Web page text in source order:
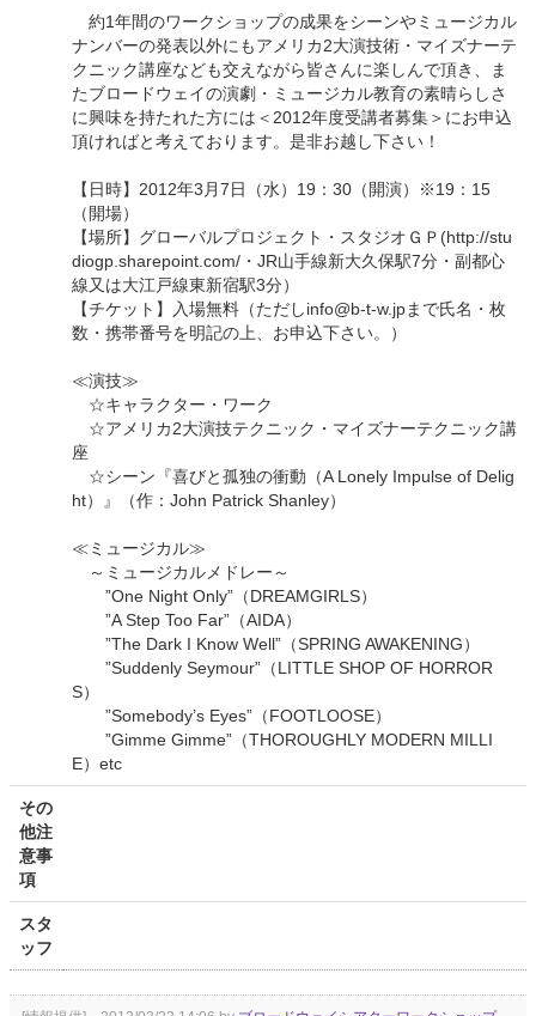
約1年間のワークショップの成果をシーンやミュージカル
ナンバーの発表以外にもアメリカ2大演技術・マイズナーテ
クニック講座なども交えながら皆さんに楽しんで頂き、ま
たブロードウェイの演劇・ミュージカル教育の素晴らしさ
に興味を持たれた方には＜2012年度受講者募集＞にお申込
頂ければと考えております。是非お越し下さい！
【日時】2012年3月7日（水）19：30（開演）※19：15
（開場）
【場所】グローバルプロジェクト・スタジオＧＰ(http://stu
diogp.sharepoint.com/・JR山手線新大久保駅7分・副都心
線又は大江戸線東新宿駅3分）
【チケット】入場無料（ただしinfo@b-t-w.jpまで氏名・枚
数・携帯番号を明記の上、お申込下さい。）
≪演技≫
☆キャラクター・ワーク
☆アメリカ2大演技テクニック・マイズナーテクニック講
座
☆シーン『喜びと孤独の衝動（A Lonely Impulse of Delig
ht）』（作：John Patrick Shanley）
≪ミュージカル≫
～ミュージカルメドレー～
”One Night Only”（DREAMGIRLS）
”A Step Too Far”（AIDA）
”The Dark I Know Well”（SPRING AWAKENING）
”Suddenly Seymour”（LITTLE SHOP OF HORROR
S）
”Somebody’s Eyes”（FOOTLOOSE）
”Gimme Gimme”（THOROUGHLY MODERN MILLI
E）etc
その
他注
意事
項
スタ
ッフ